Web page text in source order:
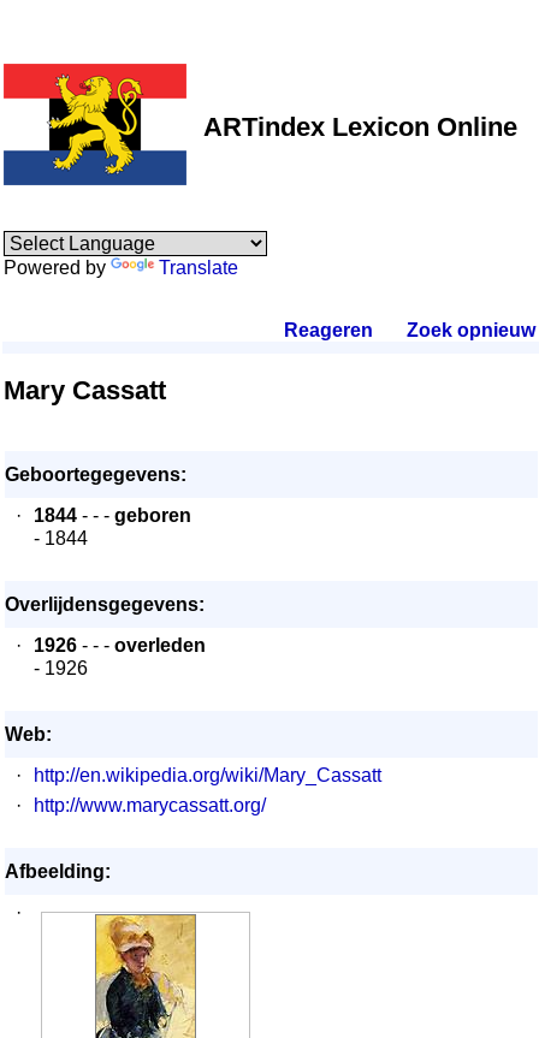
ARTindex Lexicon Online
Powered by Translate
Reageren Zoek opnieuw.
Mary Cassatt
Geboortegegevens:
·
1844 - - - geboren
- 1844
Overlijdensgegevens:
·
1926 - - - overleden
- 1926
Web:
·
http://en.wikipedia.org/wiki/Mary_Cassatt
·
http://www.marycassatt.org/
Afbeelding:
·